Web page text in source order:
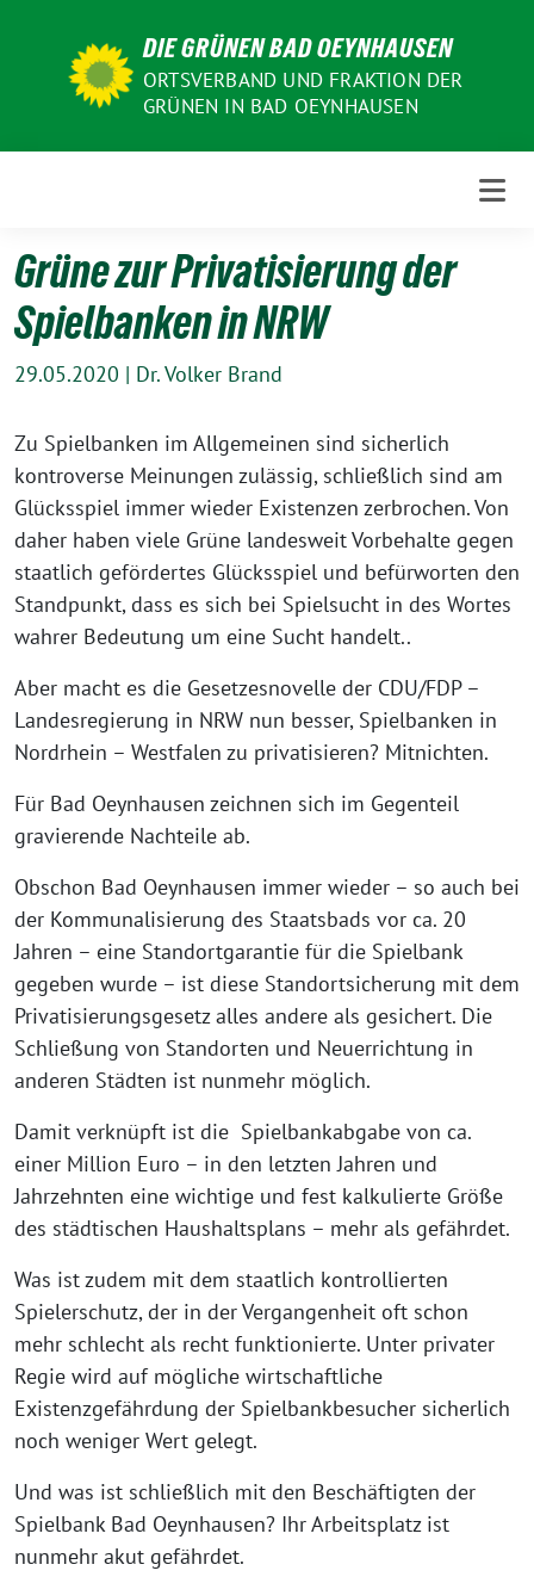
DIE GRÜNEN BAD OEYNHAUSEN
ORTSVERBAND UND FRAKTION DER
GRÜNEN IN BAD OEYNHAUSEN
Grüne zur Privatisierung der
Spielbanken in NRW
29.05.2020 | Dr. Volker Brand
Zu Spielbanken im Allgemeinen sind sicherlich
kontroverse Meinungen zulässig, schließlich sind am
Glücksspiel immer wieder Existenzen zerbrochen. Von
daher haben viele Grüne landesweit Vorbehalte gegen
staatlich gefördertes Glücksspiel und befürworten den
Standpunkt, dass es sich bei Spielsucht in des Wortes
wahrer Bedeutung um eine Sucht handelt..
Aber macht es die Gesetzesnovelle der CDU/FDP –
Landesregierung in NRW nun besser, Spielbanken in
Nordrhein – Westfalen zu privatisieren? Mitnichten.
Für Bad Oeynhausen zeichnen sich im Gegenteil
gravierende Nachteile ab.
Obschon Bad Oeynhausen immer wieder – so auch bei
der Kommunalisierung des Staatsbads vor ca. 20
Jahren – eine Standortgarantie für die Spielbank
gegeben wurde – ist diese Standortsicherung mit dem
Privatisierungsgesetz alles andere als gesichert. Die
Schließung von Standorten und Neuerrichtung in
anderen Städten ist nunmehr möglich.
Damit verknüpft ist die Spielbankabgabe von ca.
einer Million Euro – in den letzten Jahren und
Jahrzehnten eine wichtige und fest kalkulierte Größe
des städtischen Haushaltsplans – mehr als gefährdet.
Was ist zudem mit dem staatlich kontrollierten
Spielerschutz, der in der Vergangenheit oft schon
mehr schlecht als recht funktionierte. Unter privater
Regie wird auf mögliche wirtschaftliche
Existenzgefährdung der Spielbankbesucher sicherlich
noch weniger Wert gelegt.
Und was ist schließlich mit den Beschäftigten der
Spielbank Bad Oeynhausen? Ihr Arbeitsplatz ist
nunmehr akut gefährdet.